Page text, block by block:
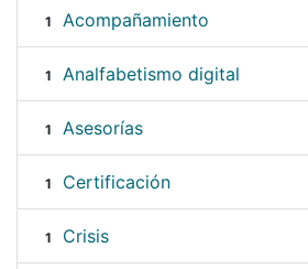
1 Acompañamiento
1 Analfabetismo digital
1 Asesorías
1 Certificación
1 Crisis